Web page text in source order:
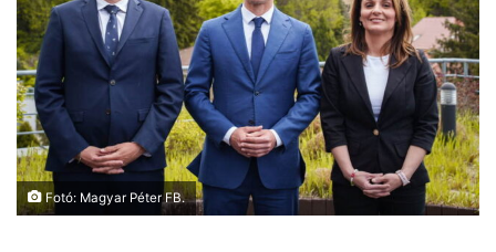
Fotó: Magyar Péter FB.